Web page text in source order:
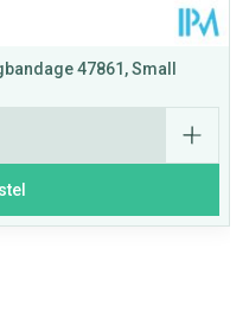
47861, Small